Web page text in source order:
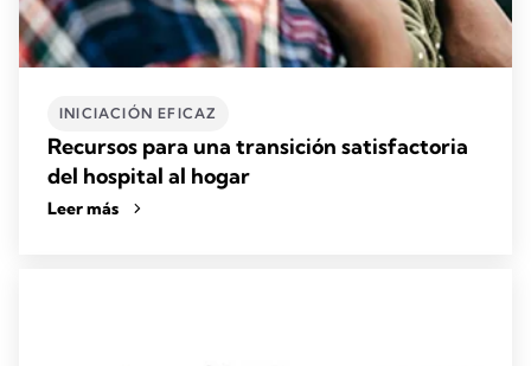
INICIACIÓN EFICAZ
Recursos para una transición satisfactoria
del hospital al hogar
Leer más